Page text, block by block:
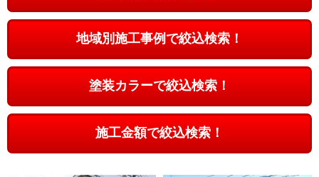
地域別施工事例で絞込検索！
塗装カラーで絞込検索！
施工金額で絞込検索！